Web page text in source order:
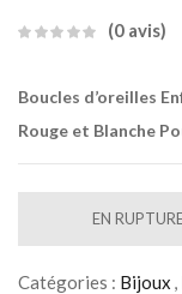
0 avis
Boucles d’oreilles
Rouge et Blanche
EN
Catégories : Bijoux ,